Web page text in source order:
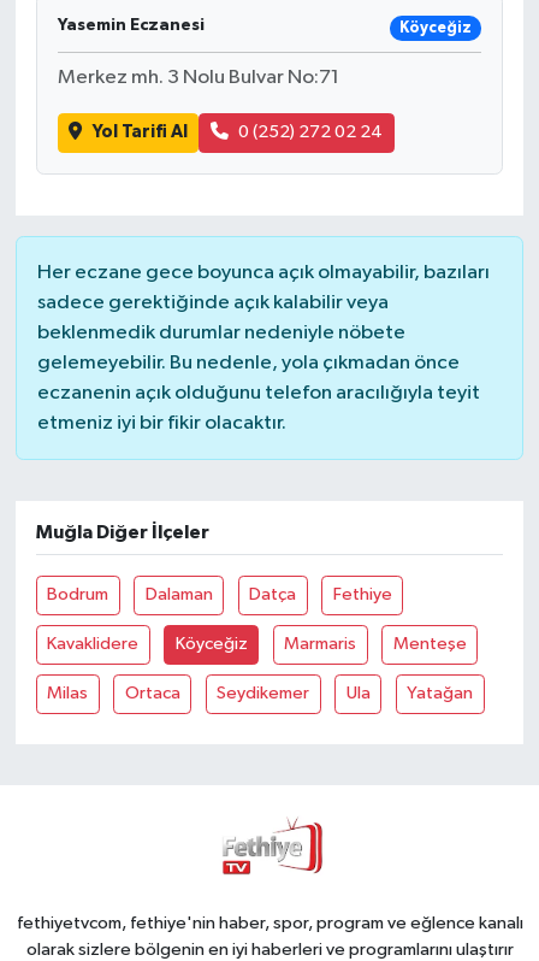
Yasemin Eczanesi Köyceğiz
Merkez mh. 3 Nolu Bulvar No:71
Yol Tarifi Al 0 (252) 272 02 24
Her eczane gece boyunca açık olmayabilir, bazıları
sadece gerektiğinde açık kalabilir veya
beklenmedik durumlar nedeniyle nöbete
gelemeyebilir. Bu nedenle, yola çıkmadan önce
eczanenin açık olduğunu telefon aracılığıyla teyit
etmeniz iyi bir fikir olacaktır.
Muğla Diğer İlçeler
Bodrum Dalaman Datça Fethiye
Kavaklidere Köyceğiz Marmaris Menteşe
Milas Ortaca Seydikemer Ula Yatağan
fethiyetvcom, fethiye'nin haber, spor, program ve eğlence kanalı
olarak sizlere bölgenin en iyi haberleri ve programlarını ulaştırır